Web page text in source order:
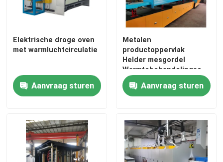
Nieuws
Gevallen
Verzoek om een Citaat
Elektrische droge oven
met warmluchtcirculatie
Aanvraag sturen
Metalen
productoppervlak
Helder mesgordel
Warmtebehandelingsoven
Continu beltoven
Aanvraag sturen